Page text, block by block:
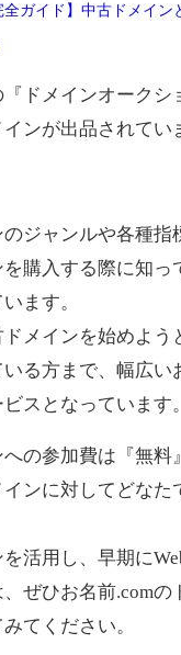
全ガイド】中古ドメイン
『ドメインオークシ
ンが出品されてい
ジャンルや各種指
購入する際に知っ
ます。
ドメインを始めよう
る方まで、幅広い
スとなっています。
の参加費は『無料
インに対してどなた
活用し、早期に
ぜひお名前.comの
てください。